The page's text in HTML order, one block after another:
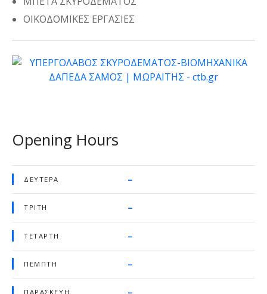
ΟΙΚΟΔΟΜΙΚΕΣ ΕΡΓΑΣΙΕΣ
Opening Hours
ΔΕΥΤΈΡΑ –
ΤΡΊΤΗ –
ΤΕΤΆΡΤΗ –
ΠΈΜΠΤΗ –
ΠΑΡΑΣΚΕΥΉ